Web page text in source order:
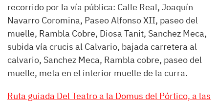
recorrido por la vía pública: Calle Real, Joaquín
Navarro Coromina, Paseo Alfonso XII, paseo del
muelle, Rambla Cobre, Diosa Tanit, Sanchez Meca,
subida vía crucis al Calvario, bajada carretera al
calvario, Sanchez Meca, Rambla cobre, paseo del
muelle, meta en el interior muelle de la curra.
Ruta guiada Del Teatro a la Domus del Pórtico, a las